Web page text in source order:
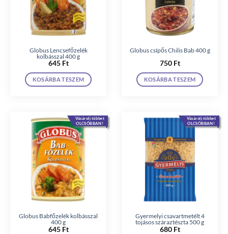
Globus Lencsefőzelék
kolbásszal 400 g
645 Ft
KOSÁRBA TESZEM
Globus csípős Chilis Bab 400 g
750 Ft
KOSÁRBA TESZEM
Vásárolj többet
OLCSÓBBAN!
Globus Babfőzelék kolbásszal
400 g
645 Ft
Vásárolj többet
OLCSÓBBAN!
Gyermelyi csavartmetélt 4
tojásos száraztészta 500 g
680 Ft